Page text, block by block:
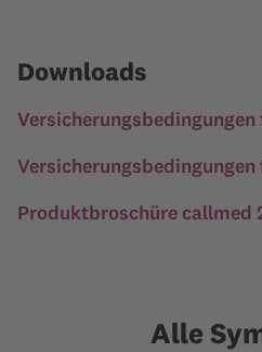
Downloads
Produktbroschüre callmed
Alle